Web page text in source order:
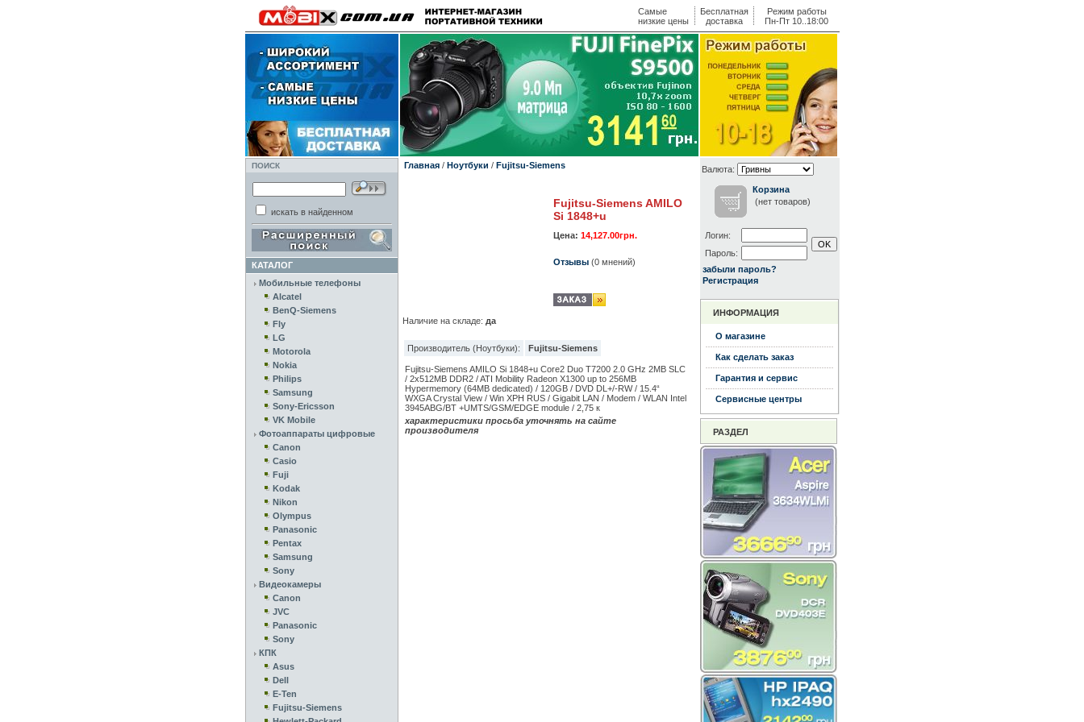
Самые
низкие цены
Бесплатная
доставка
Режим работы
Пн-Пт 10..18:00
ПОИСК
искать в найденном
КАТАЛОГ
Мобильные телефоны
Alcatel
BenQ-Siemens
Fly
LG
Motorola
Nokia
Philips
Samsung
Sony-Ericsson
VK Mobile
Фотоаппараты цифровые
Canon
Casio
Fuji
Kodak
Nikon
Olympus
Panasonic
Pentax
Samsung
Sony
Видеокамеры
Canon
JVC
Panasonic
Sony
КПК
Asus
Dell
E-Ten
Fujitsu-Siemens
Главная/ Ноутбуки / Fujitsu-Siemens
Fujitsu-Siemens AMILO
Si 1848+u
Цена: 14,127.00грн.
Отзывы(0 мнений)
Наличие на складе: да
Производитель (Ноутбуки): Fujitsu-Siemens
Fujitsu-Siemens AMILO Si 1848+u Core2 Duo T7200 2.0 GHz 2MB SLC
/ 2x512MB DDR2 / ATI Mobility Radeon X1300 up to 256MB
Hypermemory (64MB dedicated) / 120GB / DVD DL+/-RW / 15.4“
WXGA Crystal View / Win XPH RUS / Gigabit LAN / Modem / WLAN Intel
3945ABG/BT +UMTS/GSM/EDGE module / 2,75 к
характеристики просьба уточнять на сайте
производителя
Валюта:
Корзина
(нет товаров)
Логин:
Пароль:
забыли пароль?
Регистрация
ИНФОРМАЦИЯ
О магазине
Как сделать заказ
Гарантия и сервис
Сервисные центры
РАЗДЕЛ